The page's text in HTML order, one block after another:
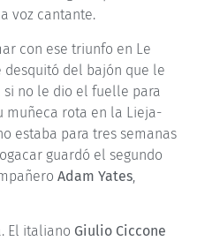
voz cantante.
con ese triunfo en Le
desquitó del bajón que le
si no le dio el fuelle para
muñeca rota en la Lieja-
estaba para tres semanas
guardó el segundo
Adam Yates
El italiano Giulio Ciccone